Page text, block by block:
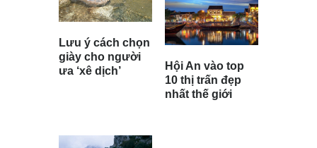
Lưu ý cách chọn
giày cho người
ưa ‘xê dịch’
Hội An vào top
10 thị trấn đẹp
nhất thế giới